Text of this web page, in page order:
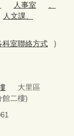
人事室
、
人文課、
科室聯絡方式 )
大里區
館二樓)